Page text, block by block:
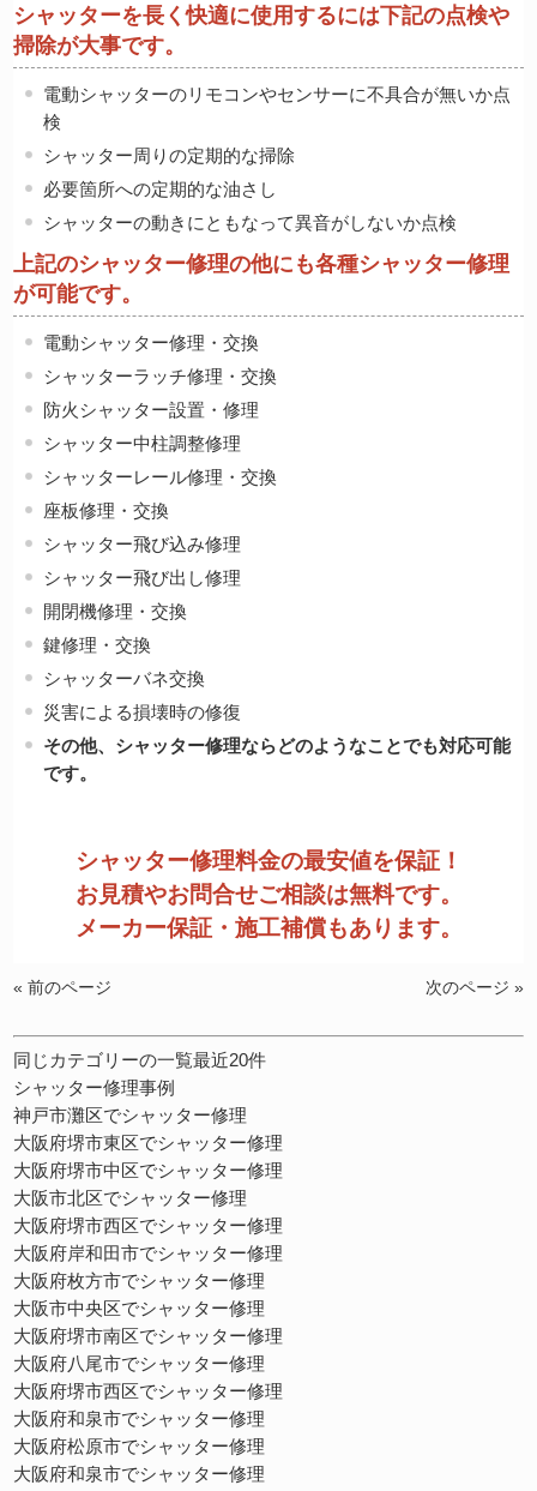
シャッターを長く快適に使用するには下記の点検や
掃除が大事です。
電動シャッターのリモコンやセンサーに不具合が無いか点
検
シャッター周りの定期的な掃除
必要箇所への定期的な油さし
シャッターの動きにともなって異音がしないか点検
上記のシャッター修理の他にも各種シャッター修理
が可能です。
電動シャッター修理・交換
シャッターラッチ修理・交換
防火シャッター設置・修理
シャッター中柱調整修理
シャッターレール修理・交換
座板修理・交換
シャッター飛び込み修理
シャッター飛び出し修理
開閉機修理・交換
鍵修理・交換
シャッターバネ交換
災害による損壊時の修復
その他、シャッター修理ならどのようなことでも対応可能
です。
シャッター修理料金の最安値を保証！
お見積やお問合せご相談は無料です。
メーカー保証・施工補償もあります。
« 前のページ 次のページ »
同じカテゴリーの一覧最近20件
シャッター修理事例
神戸市灘区でシャッター修理
大阪府堺市東区でシャッター修理
大阪府堺市中区でシャッター修理
大阪市北区でシャッター修理
大阪府堺市西区でシャッター修理
大阪府岸和田市でシャッター修理
大阪府枚方市でシャッター修理
大阪市中央区でシャッター修理
大阪府堺市南区でシャッター修理
大阪府八尾市でシャッター修理
大阪府堺市西区でシャッター修理
大阪府和泉市でシャッター修理
大阪府松原市でシャッター修理
大阪府和泉市でシャッター修理